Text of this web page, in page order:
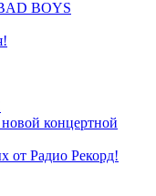
BOYS
концертной
от Радио Рекорд!